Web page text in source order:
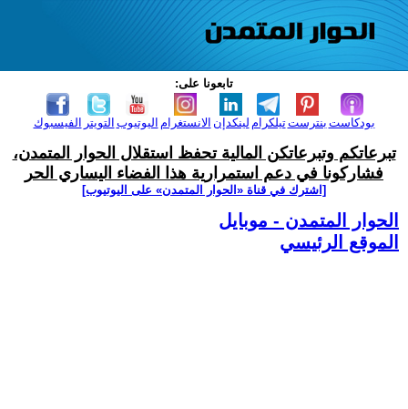
تابعونا على:
الفيسبوك التويتر اليوتيوب الانستغرام لينكدإن تيلكرامبنترست بودكاست
تبرعاتكم وتبرعاتكن المالية تحفظ استقلال الحوار المتمدن،
فشاركونا في دعم استمرارية هذا الفضاء اليساري الحر
[اشترك في قناة ‫«الحوار المتمدن» على اليوتيوب]
الحوار المتمدن - موبايل
الموقع الرئيسي